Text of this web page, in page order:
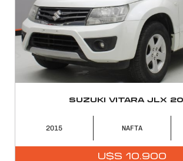
SUZUKI VITARA JLX
2015 NAFTA
U$S 10.900